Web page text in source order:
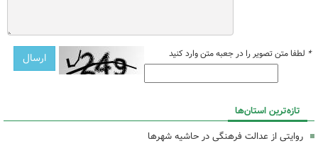
* لطفا متن تصویر را در جعبه متن وارد کنید
تازه‌ترین استان‌ها
روایتی از عدالت فرهنگی در حاشیه شهرها